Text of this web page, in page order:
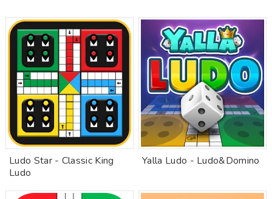
Ludo Star - Classic King
Ludo
Yalla Ludo - Ludo&Domino